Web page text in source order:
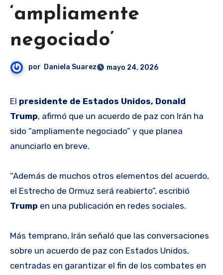
‘ampliamente
negociado’
por Daniela Suarez mayo 24, 2026
El presidente de Estados Unidos, Donald
Trump, afirmó que un acuerdo de paz con Irán ha
sido “ampliamente negociado” y que planea
anunciarlo en breve.
“Además de muchos otros elementos del acuerdo,
el Estrecho de Ormuz será reabierto”, escribió
Trump en una publicación en redes sociales.
Más temprano, Irán señaló que las conversaciones
sobre un acuerdo de paz con Estados Unidos,
centradas en garantizar el fin de los combates en